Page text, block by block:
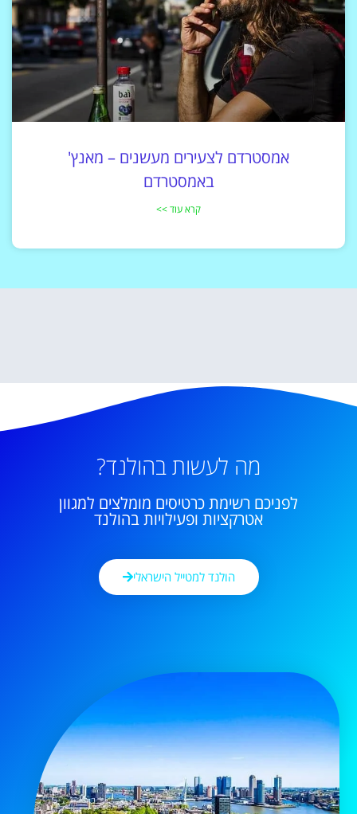
אמסטרדם לצעירים מעשנים – מאנץ'
באמסטרדם
קרא עוד >>
מה לעשות בהולנד?
לפניכם רשימת כרטיסים מומלצים למגוון
אטרקציות ופעילויות בהולנד
הולנד למטייל הישראלי